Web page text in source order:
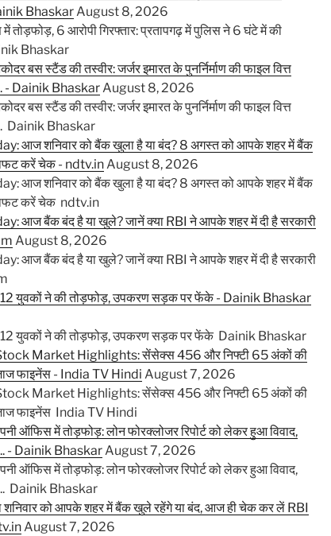
BhaskarAugust 8, 2026
में तोड़फोड़, 6 आरोपी गिरफ्तार: प्रतापगढ़ में पुलिस ने 6 घंटे में की
Bhaskar
बस स्टैंड की तस्वीर: जर्जर इमारत के पुनर्निर्माण की फाइल वित्त
- Dainik BhaskarAugust 8, 2026
बस स्टैंड की तस्वीर: जर्जर इमारत के पुनर्निर्माण की फाइल वित्त
Dainik Bhaskar
आज शनिवार को बैंक खुला है या बंद? 8 अगस्त को आपके शहर में बैंक
करें चेक - ndtv.inAugust 8, 2026
आज शनिवार को बैंक खुला है या बंद? 8 अगस्त को आपके शहर में बैंक
करें चेक ndtv.in
आज बैंक बंद है या खुले? जानें क्या RBI ने आपके शहर में दी है सरकारी
August 8, 2026
आज बैंक बंद है या खुले? जानें क्या RBI ने आपके शहर में दी है सरकारी
युवकों ने की तोड़फोड़, उपकरण सड़क पर फेंके - Dainik Bhaskar
युवकों ने की तोड़फोड़, उपकरण सड़क पर फेंके Dainik Bhaskar
Market Highlights: सेंसेक्स 456 और निफ्टी 65 अंकों की
फाइनेंस - India TV Hindi August 7, 2026
Market Highlights: सेंसेक्स 456 और निफ्टी 65 अंकों की
फाइनेंस India TV Hindi
ऑफिस में तोड़फोड़: लोन फोरक्लोजर रिपोर्ट को लेकर हुआ विवाद,
- Dainik BhaskarAugust 7, 2026
ऑफिस में तोड़फोड़: लोन फोरक्लोजर रिपोर्ट को लेकर हुआ विवाद,
Dainik Bhaskar
को आपके शहर में बैंक खुले रहेंगे या बंद, आज ही चेक कर लें RBI
August 7, 2026